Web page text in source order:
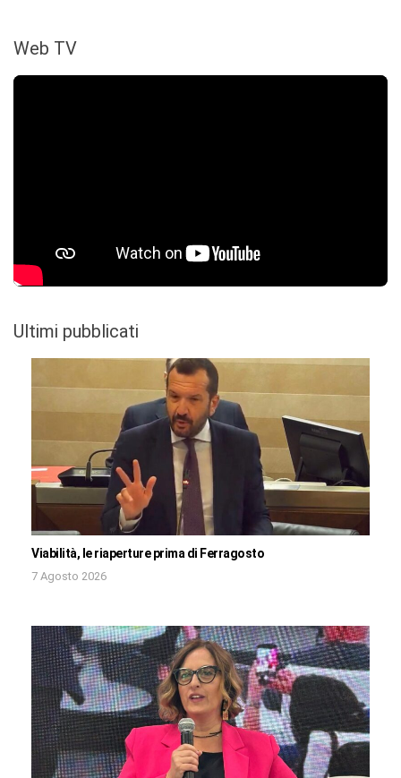
Web TV
Ultimi pubblicati
Viabilità, le riaperture prima di Ferragosto
7 Agosto 2026